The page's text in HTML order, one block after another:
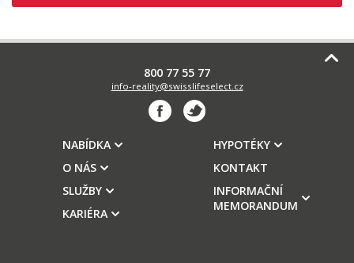
800 77 55 77
info-reality@swisslifeselect.cz
NABÍDKA
O NÁS
SLUŽBY
KARIÉRA
HYPOTÉKY
KONTAKT
INFORMAČNÍ
MEMORANDUM